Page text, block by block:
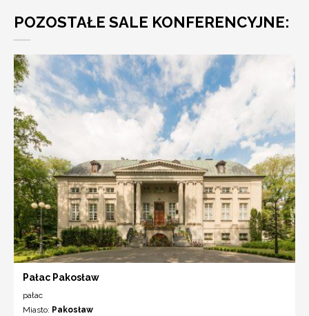
POZOSTAŁE SALE KONFERENCYJNE:
Pałac Pakosław
pałac
Miasto: Pakosław